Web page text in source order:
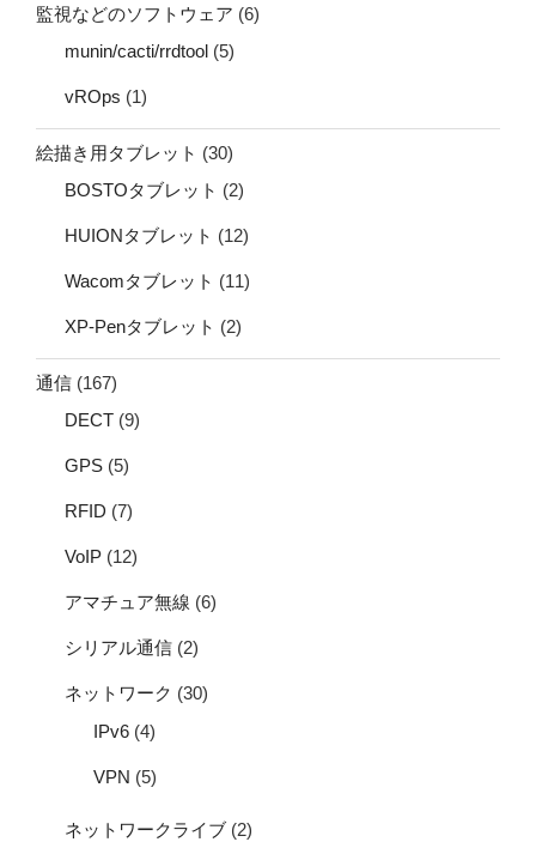
監視などのソフトウェア (6)
munin/cacti/rrdtool (5)
vROps (1)
絵描き用タブレット (30)
BOSTOタブレット (2)
HUIONタブレット (12)
Wacomタブレット (11)
XP-Penタブレット (2)
通信 (167)
DECT (9)
GPS (5)
RFID (7)
VoIP (12)
アマチュア無線 (6)
シリアル通信 (2)
ネットワーク (30)
IPv6 (4)
VPN (5)
ネットワークライブ (2)